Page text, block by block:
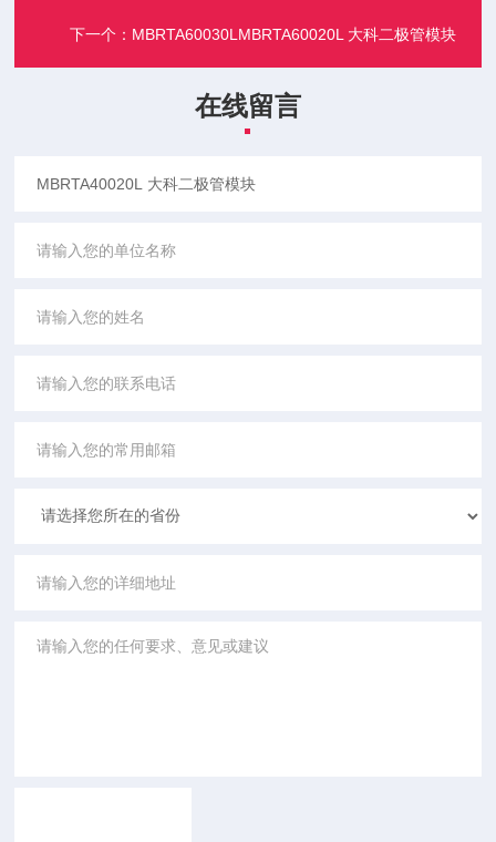
下一个： MBRTA60030LMBRTA60020L 大科二极管模块
在线留言